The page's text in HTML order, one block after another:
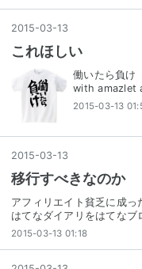
2015-03-13
これほしい
働いたら負け
with amazlet
2015-03-13
2015-03-13
移行すべきなのか
アフィリエイト貧乏に成
はてなダイアリをはてな
2015-03-13 01:18